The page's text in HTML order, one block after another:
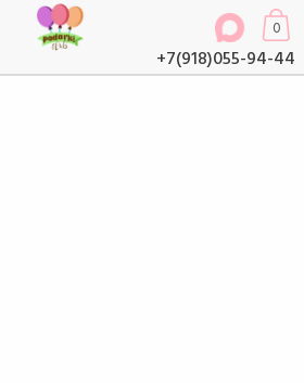
+7(918)055-94-44
0